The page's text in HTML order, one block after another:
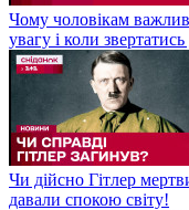
Чому чоловікам
увагу і коли звертатись
Чи дійсно Гітлер
давали спокою світу!